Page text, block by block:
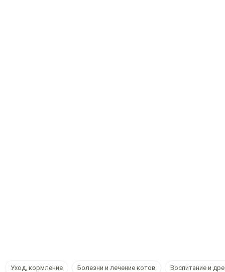
Уход, кормление Болезни и лечение котов Воспитание и